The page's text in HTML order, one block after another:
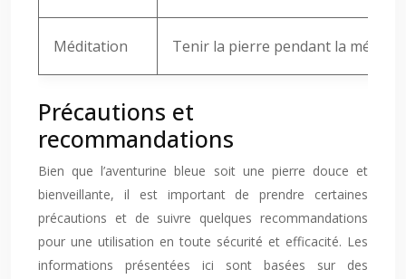
Méditation Tenir la pierre pendant la
Précautions et
recommandations
Bien que l’aventurine bleue soit une pierre douce et
bienveillante, il est important de prendre certaines
précautions et de suivre quelques recommandations
pour une utilisation en toute sécurité et efficacité. Les
informations présentées ici sont basées sur des